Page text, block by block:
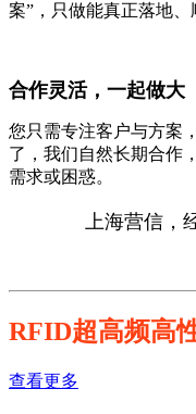
案”，只做能真正落地、
合作灵活，一起做大
您只需专注客户与方案
了，我们自然长期合作
需求或困惑。
上海营信，
RFID超高频高
查看更多